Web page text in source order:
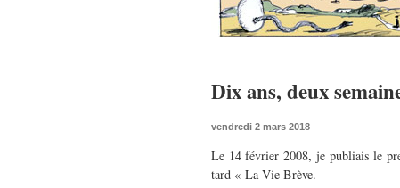
Dix ans, deux
vendredi 2 mars 2018
Le 14 février 2008, je publiais le
tard « La Vie Brève.